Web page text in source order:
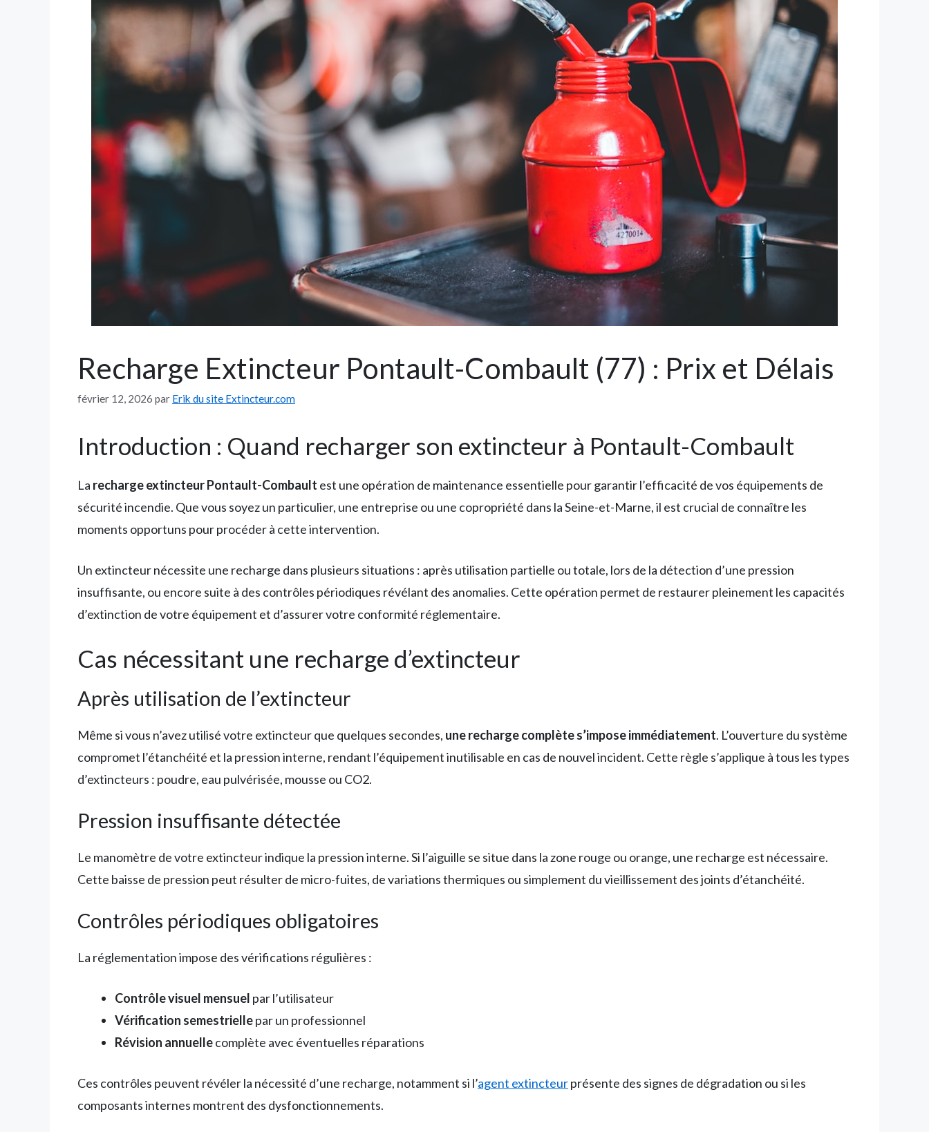
Recharge Extincteur Pontault-Combault (77) : Prix et Délais
février 12, 2026 par Erik du site Extincteur.com
Introduction : Quand recharger son extincteur à Pontault-Combault
La recharge extincteur Pontault-Combault est une opération de maintenance essentielle pour garantir l’efficacité de vos équipements de
sécurité incendie. Que vous soyez un particulier, une entreprise ou une copropriété dans la Seine-et-Marne, il est crucial de connaître les
moments opportuns pour procéder à cette intervention.
Un extincteur nécessite une recharge dans plusieurs situations : après utilisation partielle ou totale, lors de la détection d’une pression
insuffisante, ou encore suite à des contrôles périodiques révélant des anomalies. Cette opération permet de restaurer pleinement les capacités
d’extinction de votre équipement et d’assurer votre conformité réglementaire.
Cas nécessitant une recharge d’extincteur
Après utilisation de l’extincteur
Même si vous n’avez utilisé votre extincteur que quelques secondes, une recharge complète s’impose immédiatement. L’ouverture du système
compromet l’étanchéité et la pression interne, rendant l’équipement inutilisable en cas de nouvel incident. Cette règle s’applique à tous les types
d’extincteurs : poudre, eau pulvérisée, mousse ou CO2.
Pression insuffisante détectée
Le manomètre de votre extincteur indique la pression interne. Si l’aiguille se situe dans la zone rouge ou orange, une recharge est nécessaire.
Cette baisse de pression peut résulter de micro-fuites, de variations thermiques ou simplement du vieillissement des joints d’étanchéité.
Contrôles périodiques obligatoires
La réglementation impose des vérifications régulières :
Contrôle visuel mensuel par l’utilisateur
Vérification semestriellepar un professionnel
Révision annuellecomplète avec éventuelles réparations
Ces contrôles peuvent révéler la nécessité d’une recharge, notamment si l’agent extincteurprésente des signes de dégradation ou si les
composants internes montrent des dysfonctionnements.